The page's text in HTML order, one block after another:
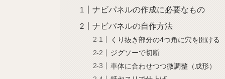
ナビパネルの作成に必要なもの
ナビパネルの自作方法
くり抜き部分の4つ角に穴を開ける
ジグソーで切断
車体に合わせつつ微調整（成形）